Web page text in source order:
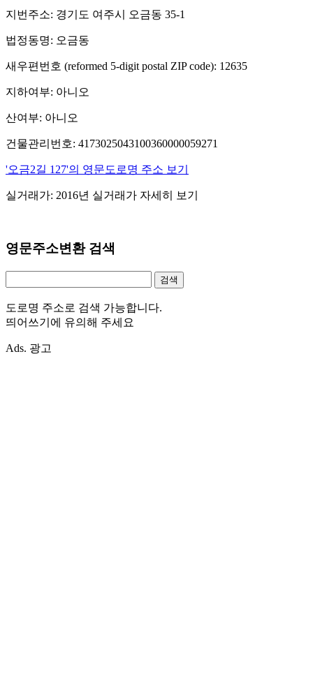
지번주소: 경기도 여주시 오금동 35-1
법정동명: 오금동
새우편번호 (reformed 5-digit postal ZIP code): 12635
지하여부: 아니오
산여부: 아니오
건물관리번호: 4173025043100360000059271
'오금2길 127'의 영문도로명 주소 보기
실거래가: 2016년 실거래가 자세히 보기
영문주소변환 검색
도로명 주소로 검색 가능합니다.
띄어쓰기에 유의해 주세요
Ads. 광고